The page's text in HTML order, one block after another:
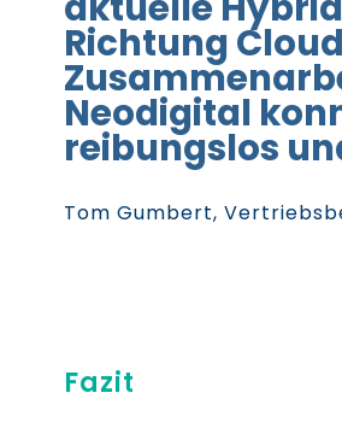
Richtung
Neodigital
reibungslos
Tom Gumbert,
Fazit